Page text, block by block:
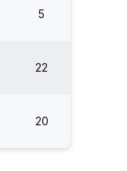
5
22
20